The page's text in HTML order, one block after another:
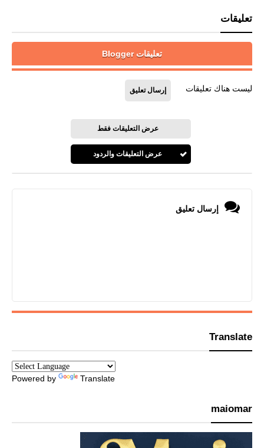
تعليقات
تعليقات Blogger
ليست هناك تعليقات إرسال تعليق
عرض التعليقات فقط
عرض التعليقات والردود
إرسال تعليق
Translate
Powered by Translate
maiomar